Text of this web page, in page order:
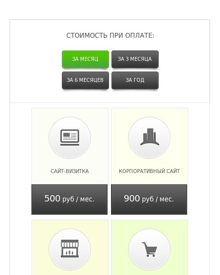
СТОИМОСТЬ ПРИ ОПЛАТЕ:
ЗА МЕСЯЦ ЗА 3 МЕСЯЦА
ЗА 6 МЕСЯЦЕВ ЗА ГОД
САЙТ-ВИЗИТКА
500 руб / мес.
КОРПОРАТИВНЫЙ САЙТ
900 руб / мес.